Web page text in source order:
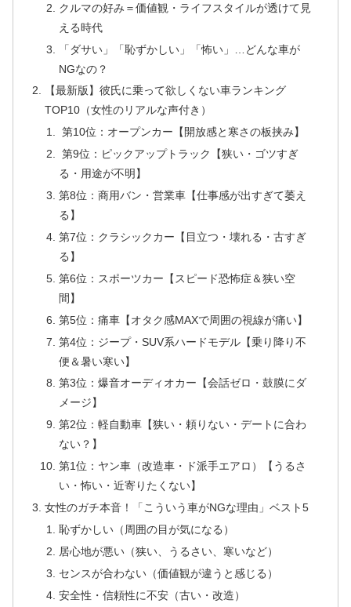
クルマの好み＝価値観・ライフスタイルが透けて見
える時代
「ダサい」「恥ずかしい」「怖い」…どんな車が
NGなの？
【最新版】彼氏に乗って欲しくない車ランキング
TOP10（女性のリアルな声付き）
第10位：オープンカー【開放感と寒さの板挟み】
第9位：ピックアップトラック【狭い・ゴツすぎ
る・用途が不明】
第8位：商用バン・営業車【仕事感が出すぎて萎え
る】
第7位：クラシックカー【目立つ・壊れる・古すぎ
る】
第6位：スポーツカー【スピード恐怖症＆狭い空
間】
第5位：痛車【オタク感MAXで周囲の視線が痛い】
第4位：ジープ・SUV系ハードモデル【乗り降り不
便＆暑い寒い】
第3位：爆音オーディオカー【会話ゼロ・鼓膜にダ
メージ】
第2位：軽自動車【狭い・頼りない・デートに合わ
ない？】
第1位：ヤン車（改造車・ド派手エアロ）【うるさ
い・怖い・近寄りたくない】
女性のガチ本音！「こういう車がNGな理由」ベスト5
恥ずかしい（周囲の目が気になる）
居心地が悪い（狭い、うるさい、寒いなど）
センスが合わない（価値観が違うと感じる）
安全性・信頼性に不安（古い・改造）